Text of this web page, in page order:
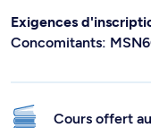
Exigences
Concomitants:
Cours offert